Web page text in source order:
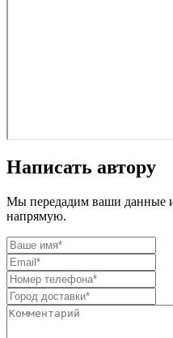
Написать автору
Мы передадим ваши данные
напрямую.